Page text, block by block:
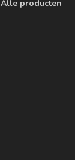
Alle producten